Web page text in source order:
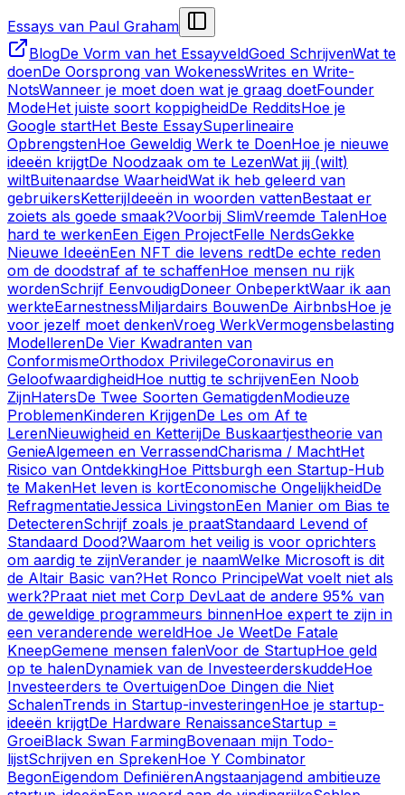
Essays van Paul Graham
BlogDe Vorm van het EssayveldGoed SchrijvenWat te
doenDe Oorsprong van WokenessWrites en Write-
NotsWanneer je moet doen wat je graag doetFounder
ModeHet juiste soort koppigheidDe RedditsHoe je
Google startHet Beste EssaySuperlineaire
OpbrengstenHoe Geweldig Werk te DoenHoe je nieuwe
ideeën krijgtDe Noodzaak om te LezenWat jij (wilt)
wiltBuitenaardse WaarheidWat ik heb geleerd van
gebruikersKetterijIdeeën in woorden vattenBestaat er
zoiets als goede smaak?Voorbij SlimVreemde TalenHoe
hard te werkenEen Eigen ProjectFelle NerdsGekke
Nieuwe IdeeënEen NFT die levens redtDe echte reden
om de doodstraf af te schaffenHoe mensen nu rijk
wordenSchrijf EenvoudigDoneer OnbeperktWaar ik aan
werkteEarnestnessMiljardairs BouwenDe AirbnbsHoe je
voor jezelf moet denkenVroeg WerkVermogensbelasting
ModellerenDe Vier Kwadranten van
ConformismeOrthodox PrivilegeCoronavirus en
GeloofwaardigheidHoe nuttig te schrijvenEen Noob
ZijnHatersDe Twee Soorten GematigdenModieuze
ProblemenKinderen KrijgenDe Les om Af te
LerenNieuwigheid en KetterijDe Buskaartjestheorie van
GenieAlgemeen en VerrassendCharisma / MachtHet
Risico van OntdekkingHoe Pittsburgh een Startup-Hub
te MakenHet leven is kortEconomische OngelijkheidDe
RefragmentatieJessica LivingstonEen Manier om Bias te
DetecterenSchrijf zoals je praatStandaard Levend of
Standaard Dood?Waarom het veilig is voor oprichters
om aardig te zijnVerander je naamWelke Microsoft is dit
de Altair Basic van?Het Ronco PrincipeWat voelt niet als
werk?Praat niet met Corp DevLaat de andere 95% van
de geweldige programmeurs binnenHoe expert te zijn in
een veranderende wereldHoe Je WeetDe Fatale
KneepGemene mensen falenVoor de StartupHoe geld
op te halenDynamiek van de InvesteerderskuddeHoe
Investeerders te OvertuigenDoe Dingen die Niet
SchalenTrends in Startup-investeringenHoe je startup-
ideeën krijgtDe Hardware RenaissanceStartup =
GroeiBlack Swan FarmingBovenaan mijn Todo-
lijstSchrijven en SprekenHoe Y Combinator
BegonEigendom DefiniërenAngstaanjagend ambitieuze